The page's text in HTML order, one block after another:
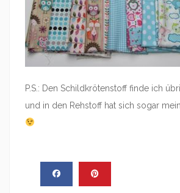
P.S.: Den Schildkrötenstoff finde ich
und in den Rehstoff hat sich sogar